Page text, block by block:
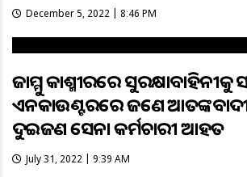
December 5, 2022 | 8:46 PM
ଜାମ୍ମୁ କାଶ୍ମୀରରେ
ଏନକାଉଣ୍ଟରରେ ଜଣେ
ଦୁଇଜଣ ସେନା କର୍ମଚାରୀ ଆହତ
July 31, 2022 | 9:39 AM